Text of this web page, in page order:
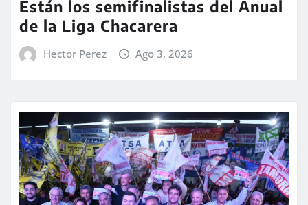
Están los semifinalistas del Anual
de la Liga Chacarera
Hector Perez Ago 3, 2026